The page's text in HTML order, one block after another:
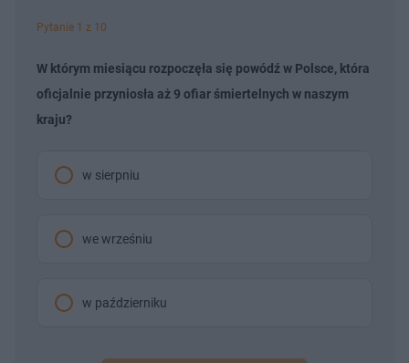
Pytanie 1 z 10
W którym miesiącu rozpoczęła się powódź w Polsce, która
oficjalnie przyniosła aż 9 ofiar śmiertelnych w naszym
kraju?
w sierpniu
we wrześniu
w październiku